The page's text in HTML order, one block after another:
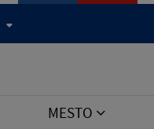
MESTO